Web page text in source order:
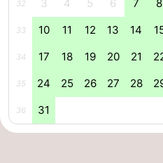
Adressen
Region
Zeeland
Walcheren
32 3 4 5 6 7 8
33 10 11 12 13 14
34 17 18 19 20 21
35 24 25 26 27 28
36 31